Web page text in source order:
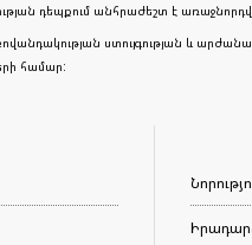
դեպքում անհրաժեշտ է
ստույգության և
համար: